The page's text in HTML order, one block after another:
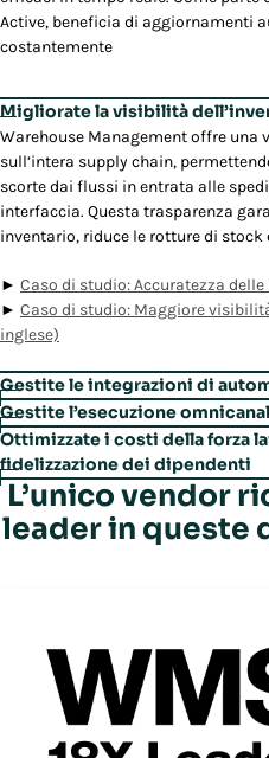
Active, beneficia di aggiornamenti
costantemente
Migliorate la visibilità
Warehouse Managementoffre una
sull’intera supply chain,
scorte dai flussi in entrata alle
interfaccia. Questa trasparenza
inventario, riduce le rotture di
► Caso di studio: Accuratezza delle
► Caso di studio: Maggiore
inglese)
Gestite le integrazioni di
Il sistema di Warehouse Execution
inWarehouse Managementunifica
della robotica direttamente
un’orchestrazione fluida delle
indipendente dai fornitori,
facilmente nuove tecnologie senza
Gestite l’esecuzione
La funzionalità unificata di Order
Managementconsente di elaborare
all’ingrosso, al dettaglio e diretti,
throughput operativo su tutti i
magazzino possono rispondere in
Ottimizzate i costi della forza
fidelizzazione dei dipendenti
Grazie al modulo Labor
la gamification per aumentare la
prioritizzazione delle attività in
Funzionalità: Ispirate e motivate
Caso di studio: Crocs e
L’unico vendor
leader in queste